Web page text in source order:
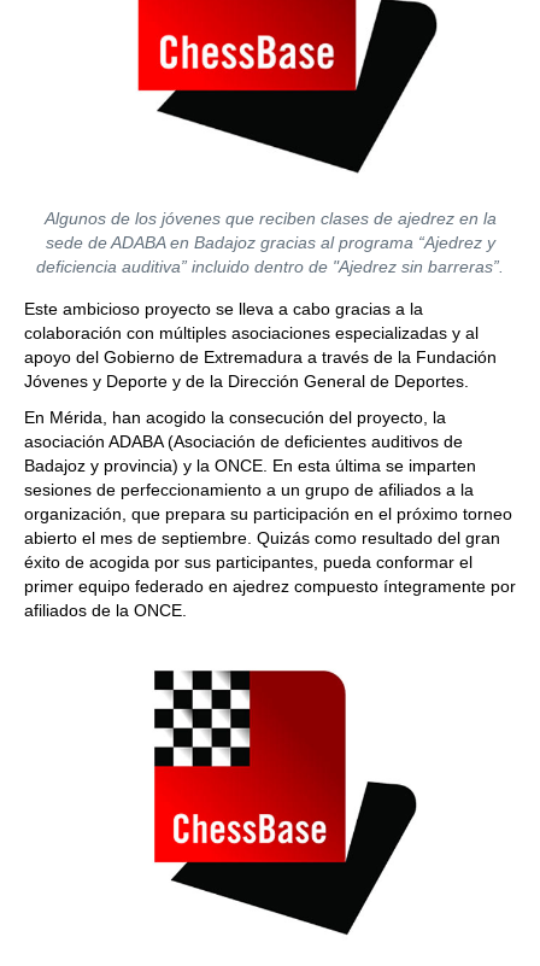
Algunos de los jóvenes que reciben clases de ajedrez en la
sede de ADABA en Badajoz gracias al programa “Ajedrez y
deficiencia auditiva” incluido dentro de "Ajedrez sin barreras”.
Este ambicioso proyecto se lleva a cabo gracias a la
colaboración con múltiples asociaciones especializadas y al
apoyo del Gobierno de Extremadura a través de la Fundación
Jóvenes y Deporte y de la Dirección General de Deportes.
En Mérida, han acogido la consecución del proyecto, la
asociación ADABA (Asociación de deficientes auditivos de
Badajoz y provincia) y la ONCE. En esta última se imparten
sesiones de perfeccionamiento a un grupo de afiliados a la
organización, que prepara su participación en el próximo torneo
abierto el mes de septiembre. Quizás como resultado del gran
éxito de acogida por sus participantes, pueda conformar el
primer equipo federado en ajedrez compuesto íntegramente por
afiliados de la ONCE.